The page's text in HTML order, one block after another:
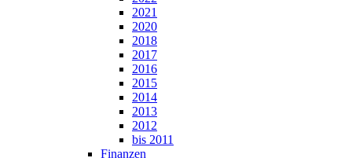
2021
2020
2018
2017
2016
2015
2014
2013
2012
bis 2011
Finanzen